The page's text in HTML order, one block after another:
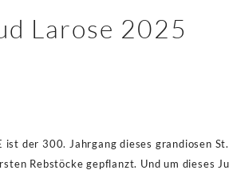
Larose 2025
ist der 300. Jahrgang dieses grandiosen
Rebstöcke gepflanzt. Und um dieses